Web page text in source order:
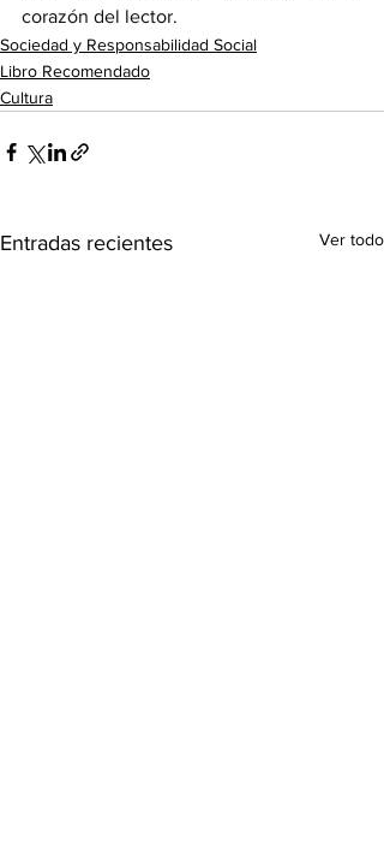
corazón del lector.
Sociedad y Responsabilidad Social
Libro Recomendado
Cultura
Entradas recientes Ver todo